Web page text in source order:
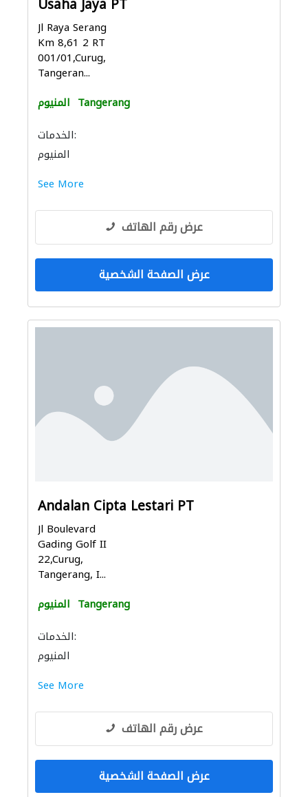
Jl Raya Serang
Km 8,61 2 RT
001/01,Curug,
Tangeran...
المنيوم Tangerang
الخدمات:
المنيوم
See More
عرض رقم الهاتف
عرض الصفحة الشخصية
Andalan Cipta Lestari PT
Jl Boulevard
Gading Golf II
22,Curug,
Tangerang, I...
المنيوم Tangerang
الخدمات:
المنيوم
See More
عرض رقم الهاتف
عرض الصفحة الشخصية